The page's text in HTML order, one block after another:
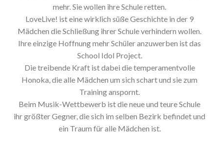
mehr. Sie wollen ihre Schule retten.
LoveLive! ist eine wirklich süße Geschichte in der 9
Mädchen die Schließung ihrer Schule verhindern wollen.
Ihre einzige Hoffnung mehr Schüler anzuwerben ist das
School Idol Project.
Die treibende Kraft ist dabei die temperamentvolle
Honoka, die alle Mädchen um sich schart und sie zum
Training anspornt.
Beim Musik-Wettbewerb ist die neue und teure Schule
ihr größter Gegner, die sich im selben Bezirk befindet und
ein Traum für alle Mädchen ist.